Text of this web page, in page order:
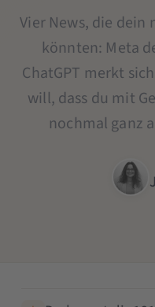
Vier News, die dein
könnten: Meta
ChatGPT merkt
will, dass du mit
nochmal ganz